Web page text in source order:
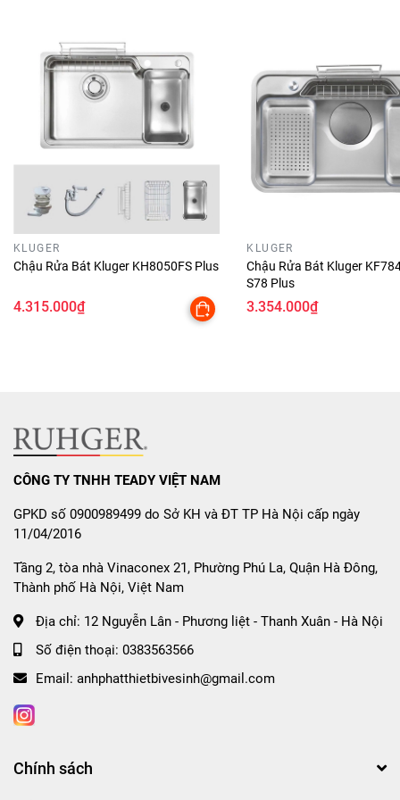
NƯỚC
Siphon Z SLIM
giúp tối ưu không gian tủ bếp, dễ
185mm giúp thông
thoát nước nhanh, chống tắc nghẽn.
Chống ngưng tụ hơi nước
ngăn nấm mốc.
Bát Kluger KH8048SL Plus
Lòng chậu sâu 210mm
Tích hợp giỏ đựng đồ đa năng
Bán nguyên bản hoặc trang bị thêm phụ kiện
giúp
Có 3 phương án lắp đặt
MuaChậu Rửa Bát Kluger
KH8048SL Plus
KLUGER
Chậu Rửa Bát Kluger KH8050FS Plus
4.315.000₫
KLUGER
Chậu Rửa Bát Kluger
S78 Plus
3.354.000₫
CÔNG TY TNHH TEADY VIỆT NAM
GPKD số 0900989499 do Sở KH và ĐT TP Hà Nội cấp ngày
11/04/2016
Tầng 2, tòa nhà Vinaconex 21, Phường Phú La, Quận Hà Đông,
Thành phố Hà Nội, Việt Nam
Địa chỉ: 12 Nguyễn Lân - Phương liệt - Thanh Xuân - Hà Nội
Số điện thoại: 0383563566
Email: anhphatthietbivesinh@gmail.com
Chính sách